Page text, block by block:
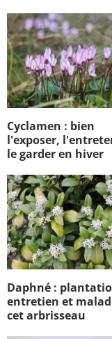
Cyclamen : bien
l'exposer,
le garder en hiver
Daphné :
entretien et
cet arbrisseau